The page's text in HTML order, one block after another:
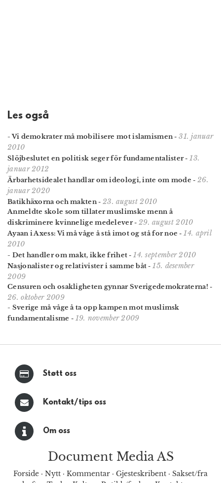
Les også
- Vi demokrater må mobilisere mot islamismen-31. januar
2010
Slöjbeslutet en politisk seger för fundamentalister-13.
januar 2012
Ärbarhetsidealet handlar om ideologi, inte om mode - 26.
januar 2020
Batikhäxorna och makten- 23. august 2010
Anmeldte skole som tillater muslimske menn å
diskriminere kvinnelige medelever- 29. august 2010
Ayaan i Axess: Vi må våge å stå imot og stå for noe -14. april
2010
- Det handler om makt, ikke frihet -14. september 2010
Nasjonalister og relativister i samme båt -15. desember
2009
Censuren och osakligheten gynnar Sverigedemokraterna! -
26. oktober 2009
- Sverige må våge å ta opp kampen mot muslimsk
fundamentalisme - 19. november 2009
Støtt oss
Kontakt/tips oss
Om oss
Document Media AS
Forside · Nytt · Kommentar · Gjesteskribent · Sakset/fra